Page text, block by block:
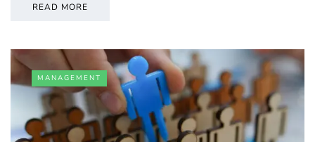
READ MORE
MANAGEMENT